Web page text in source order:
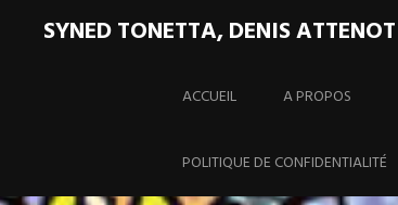
SYNED TONETTA, DENIS
au
ACCUEIL A PROPOS
POLITIQUE DE CONFIDENTIALITÉ